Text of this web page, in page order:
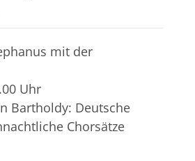
mit der
Uhr
Bartholdy: Deutsche
Chorsätze